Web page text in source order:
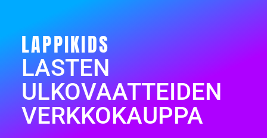
LAPPIKIDS
LASTEN
ULKOVAATTEIDEN
VERKKOKAUPPA